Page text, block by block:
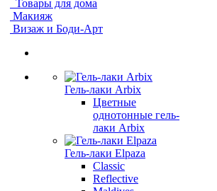
Товары для дома
Макияж
Визаж и Боди-Арт
Гель-лаки Arbix
Цветные
однотонные гель-
лаки Arbix
Гель-лаки Elpaza
Classic
Reflective